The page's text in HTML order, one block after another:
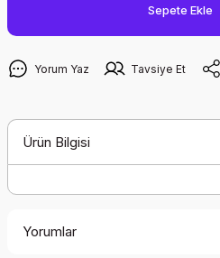
Sepete Ekle
Yorum Yaz Tavsiye Et
Ürün Bilgisi
Yorumlar